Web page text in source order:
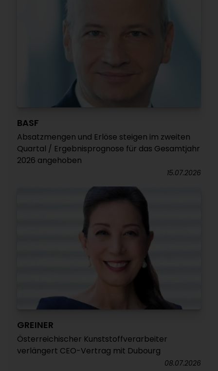
BASF
Absatzmengen und Erlöse steigen im zweiten
Quartal / Ergebnisprognose für das Gesamtjahr
2026 angehoben
15.07.2026
GREINER
Österreichischer Kunststoffverarbeiter
verlängert CEO-Vertrag mit Dubourg
08.07.2026